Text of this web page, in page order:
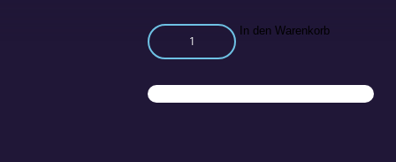
Krebsrebell
in
Diskussion
Menge
In den Warenkorb